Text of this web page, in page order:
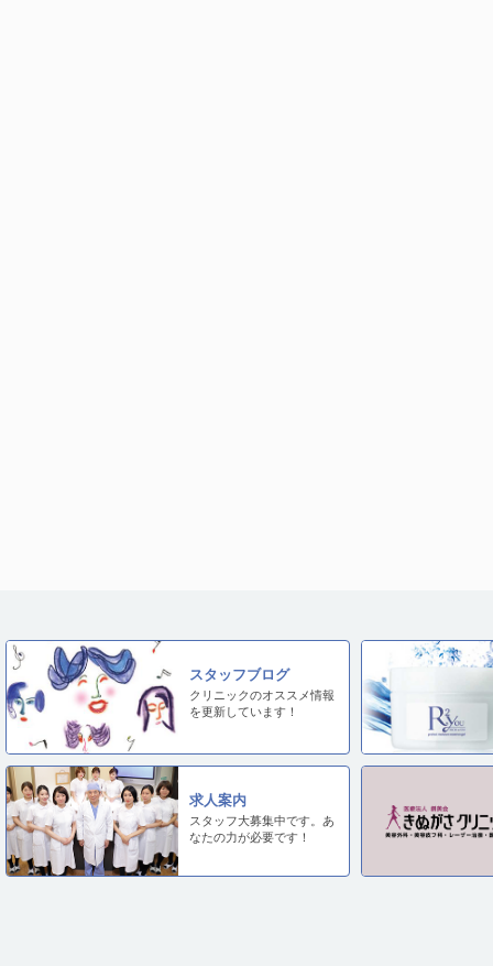
スタッフブログ
クリニックのオススメ情報
を更新しています！
求人案内
スタッフ大募集中です。あ
なたの力が必要です！